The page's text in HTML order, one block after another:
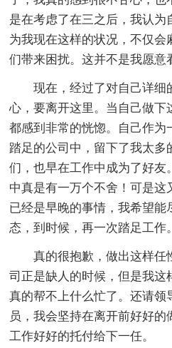
是在考虑了在三之后，我认为
为我现在这样的状况，不仅会
们带来困扰。这并不是我愿意
现在，经过了对自己详细
心，要离开这里。当自己做下
都感到非常的恍惚。自己作为
踏足的公司中，留下了我太多
们，也早在工作中成为了好友
中真是有一万个不舍！可是这
已经是早晚的事情，我希望能
态，到时候，再一次踏足工作。
真的很抱歉，做出这样任
司正是缺人的时候，但是我这
真的帮不上什么忙了。还请领
员，我会坚持在离开前好好
工作好好的托付给下一任。